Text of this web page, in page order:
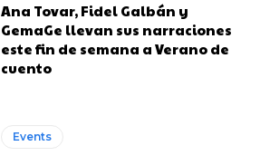
Ana Tovar, Fidel Galbán y
GemaGe llevan sus narraciones
este fin de semana a Verano de
cuento
Events